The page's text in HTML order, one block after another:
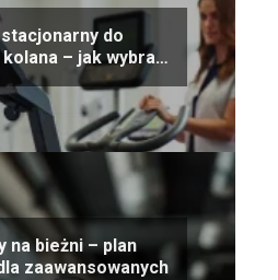
do
– jak wybrać
model
na bieżni – plan
zaawansowanych